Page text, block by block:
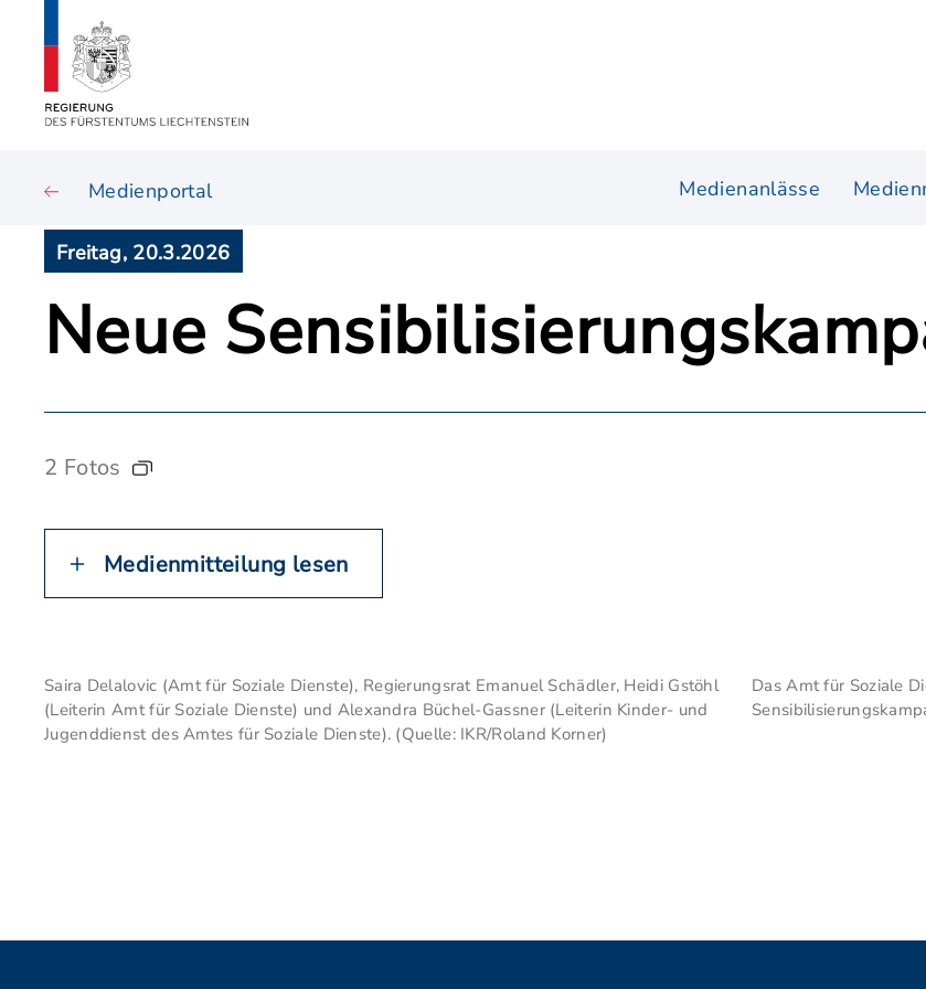
Medienportal Medienanlässe
Freitag, 20.3.2026
Neue
2 Fotos
Medienmitteilung lesen
Saira Delalovic (Amt für Soziale Dienste), Regierungsrat Emanuel Schädler, Heidi Gstöhl
(Leiterin Amt für Soziale Dienste) und Alexandra Büchel-Gassner (Leiterin Kinder- und
Jugenddienst des Amtes für Soziale Dienste). (Quelle: IKR/Roland Korner)
Das Amt für Soziale